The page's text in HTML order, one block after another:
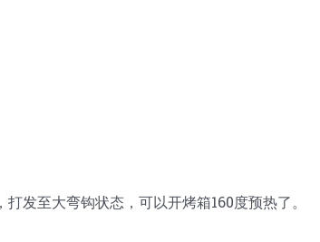
发至大弯钩状态，可以开烤箱160度预热了。